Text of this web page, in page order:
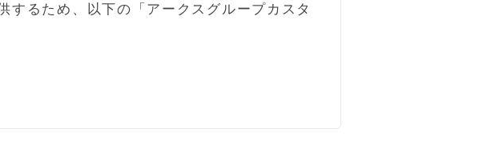
するため、以下の「アークスグループカスタ